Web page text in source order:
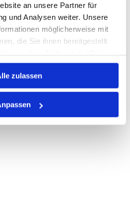
an unsere Partner für
und Analysen weiter. Unsere
möglicherweise mit
die Sie ihnen bereitgestellt
zulassen